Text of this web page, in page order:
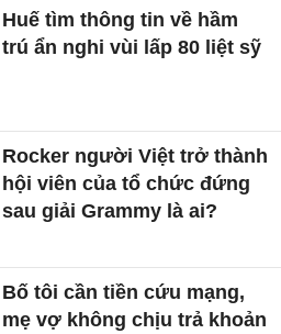
Huế tìm thông tin về hầm
trú ẩn nghi vùi lấp 80 liệt sỹ
Rocker người Việt trở thành
hội viên của tổ chức đứng
sau giải Grammy là ai?
Bố tôi cần tiền cứu mạng,
mẹ vợ không chịu trả khoản